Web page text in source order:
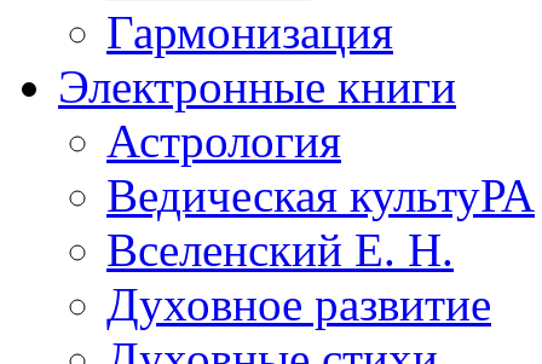
Гармонизация
Электронные книги
Астрология
Ведическая культуРА
Вселенский Е. Н.
Духовное развитие